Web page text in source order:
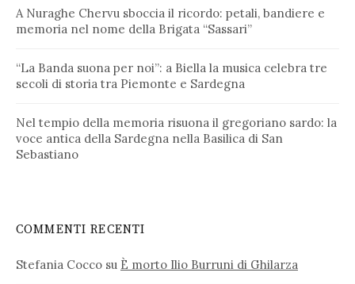
A Nuraghe Chervu sboccia il ricordo: petali, bandiere e
memoria nel nome della Brigata “Sassari”
“La Banda suona per noi”: a Biella la musica celebra tre
secoli di storia tra Piemonte e Sardegna
Nel tempio della memoria risuona il gregoriano sardo: la
voce antica della Sardegna nella Basilica di San
Sebastiano
COMMENTI RECENTI
Stefania Cocco su È morto Ilio Burruni di Ghilarza